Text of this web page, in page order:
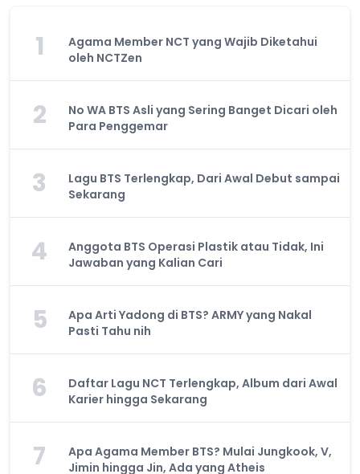
1
Agama Member NCT yang Wajib Diketahui
oleh NCTZen
2
No WA BTS Asli yang Sering Banget Dicari oleh
Para Penggemar
3
Lagu BTS Terlengkap, Dari Awal Debut sampai
Sekarang
4
Anggota BTS Operasi Plastik atau Tidak, Ini
Jawaban yang Kalian Cari
5
Apa Arti Yadong di BTS? ARMY yang Nakal
Pasti Tahu nih
6
Daftar Lagu NCT Terlengkap, Album dari Awal
Karier hingga Sekarang
7
Apa Agama Member BTS? Mulai Jungkook, V,
Jimin hingga Jin, Ada yang Atheis